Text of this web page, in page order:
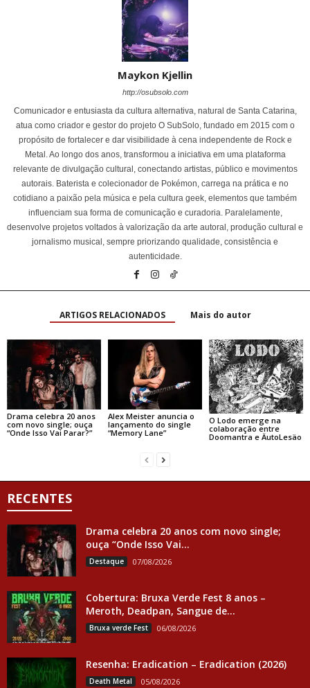
Maykon Kjellin
http://osubsolo.com
Comunicador e entusiasta da cultura alternativa, natural de Santa Catarina,
atua como criador e gestor do projeto O SubSolo, fundado em 2015 com o
propósito de fortalecer e dar visibilidade à cena independente de Rock e
Metal. Ao longo dos anos, transformou a iniciativa em uma plataforma
relevante de divulgação cultural, conectando artistas, público e movimentos
autorais. Baterista e colecionador de Pokémon, carrega na prática e no
cotidiano a paixão pela música e pela cultura geek, elementos que também
influenciam sua forma de comunicação e curadoria. Paralelamente,
desenvolve projetos voltados à valorização da arte autoral, produção cultural e
jornalismo musical, sempre priorizando qualidade, consistência e
autenticidade.
ARTIGOS RELACIONADOS Mais do autor
Drama celebra 20 anos
com novo single; ouça
“Onde Isso Vai Parar?”
Alex Meister anuncia o
lançamento do single
“Memory Lane”
O Lodo emerge na
colaboração entre
Doomantra e ÄutoLesäo
RECENTES
Drama celebra 20 anos com novo single;
ouça “Onde Isso Vai...
Destaque 07/08/2026
Cobertura: Bruxa Verde Fest 8 anos –
Meroth, Deadpan, Sangue de...
Bruxa verde Fest 06/08/2026
Resenha: Eradication – Eradication (2026)
Death Metal 05/08/2026